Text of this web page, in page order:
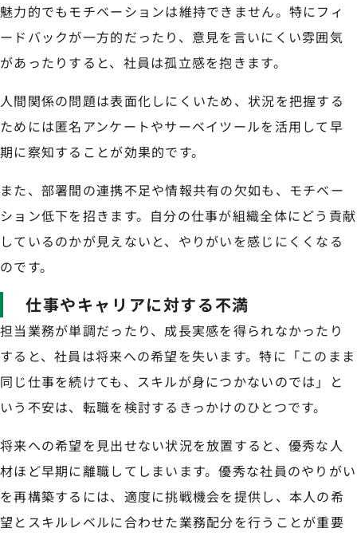
魅力的でもモチベーションは維持できません。特にフィ
ードバックが一方的だったり、意見を言いにくい雰囲気
があったりすると、社員は孤立感を抱きます。
人間関係の問題は表面化しにくいため、状況を把握する
ためには匿名アンケートやサーベイツールを活用して早
期に察知することが効果的です。
また、部署間の連携不足や情報共有の欠如も、モチベー
ション低下を招きます。自分の仕事が組織全体にどう貢献
しているのかが見えないと、やりがいを感じにくくなる
のです。
仕事やキャリアに対する不満
担当業務が単調だったり、成長実感を得られなかったり
すると、社員は将来への希望を失います。特に「このまま
同じ仕事を続けても、スキルが身につかないのでは」と
いう不安は、転職を検討するきっかけのひとつです。
将来への希望を見出せない状況を放置すると、優秀な人
材ほど早期に離職してしまいます。優秀な社員のやりがい
を再構築するには、適度に挑戦機会を提供し、本人の希
望とスキルレベルに合わせた業務配分を行うことが重要